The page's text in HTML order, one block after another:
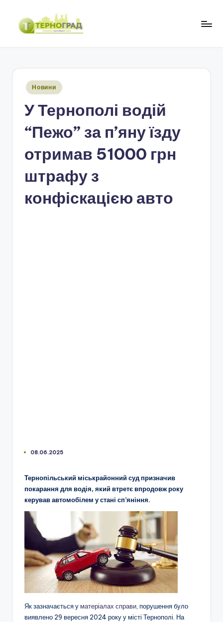
Перейти
Опубліковано
Новини
У Тернополі водій
“Пежо” за п’яну їзду
отримав 51000 грн
штрафу з
конфіскацією авто
08.06.2025
Тернопільський міськрайонний суд призначив
покарання для водія, який втретє впродовж року
керував автомобілем у стані сп’яніння.
Як зазначається у матеріалах справи , порушення було
виявлено 29 вересня 2024 року у місті Тернополі. На